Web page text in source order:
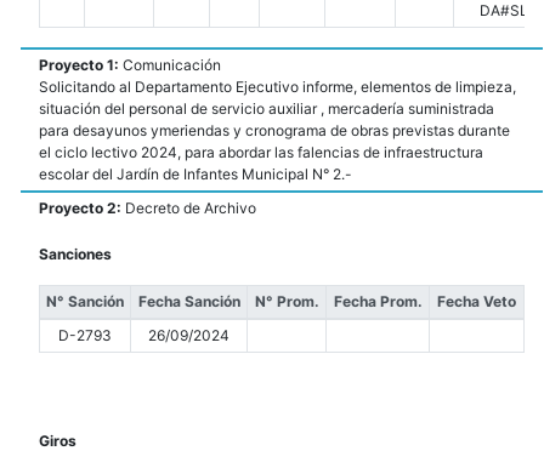
Proyecto 1: Comunicación
Solicitando al Departamento Ejecutivo informe, elementos de limpieza,
situación del personal de servicio auxiliar , mercadería suministrada
para desayunos ymeriendas y cronograma de obras previstas durante
el ciclo lectivo 2024, para abordar las falencias de infraestructura
escolar del Jardín de Infantes Municipal N° 2.-
Proyecto 2: Decreto de Archivo
Sanciones
N° Sanción Fecha Sanción N° Prom. Fecha Prom.
Fecha Veto
D-2793
26/09/2024
Giros